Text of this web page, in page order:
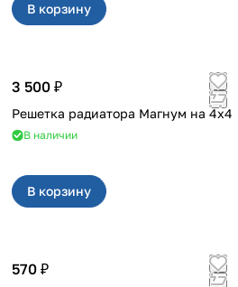
В корзину
3 500 ₽
Решетка радиатора Магнум на 4х4
В наличии
В корзину
570 ₽